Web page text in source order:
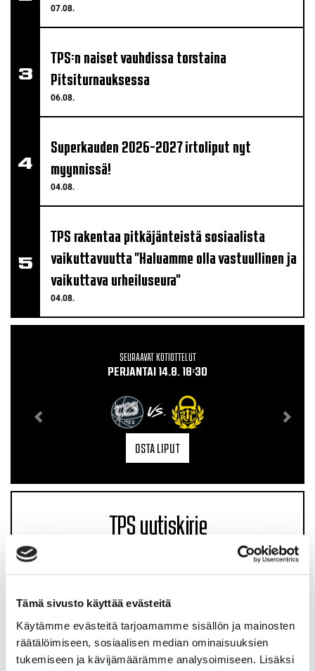
Tämä sivusto käyttää evästeitä
Käytämme evästeitä tarjoamamme sisällön ja mainosten
räätälöimiseen, sosiaalisen median ominaisuuksien
tukemiseen ja kävijämäärämme analysoimiseen. Lisäksi
07.08.
06.08.
TPS:n naiset vauhdissa torstaina
Pitsiturnauksessa
04.08.
Superkauden 2026-2027 irtoliput nyt
myynnissä!
04.08.
TPS rakentaa pitkäjänteistä sosiaalista
vaikuttavuutta "Haluamme olla vastuullinen ja
vaikuttava urheiluseura"
SEURAAVAT KOTIOTTELUT
PERJANTAI 14.8. 18:30
VS.
OSTA LIPUT
TPS uutiskirje